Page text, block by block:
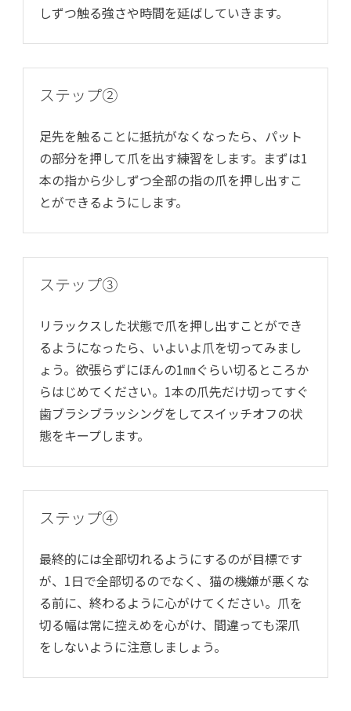
しずつ触る強さや時間を延ばしていきます。
ステップ②
足先を触ることに抵抗がなくなったら、パット
の部分を押して爪を出す練習をします。まずは1
本の指から少しずつ全部の指の爪を押し出すこ
とができるようにします。
ステップ③
リラックスした状態で爪を押し出すことができ
るようになったら、いよいよ爪を切ってみまし
ょう。欲張らずにほんの1㎜ぐらい切るところか
らはじめてください。1本の爪先だけ切ってすぐ
歯ブラシブラッシングをしてスイッチオフの状
態をキープします。
ステップ④
最終的には全部切れるようにするのが目標です
が、1日で全部切るのでなく、猫の機嫌が悪くな
る前に、終わるように心がけてください。爪を
切る幅は常に控えめを心がけ、間違っても深爪
をしないように注意しましょう。